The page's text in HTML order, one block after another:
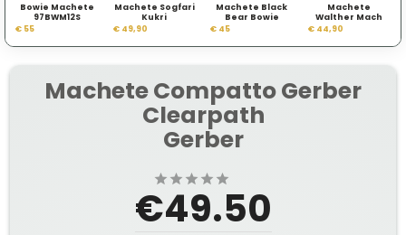
Bowie Machete
97BWM12S
€ 55
Machete Sogfari
Kukri
€ 49,90
Machete Black
Bear Bowie
Clampack
€ 45
Machete
Walther Mach
Tac 1
€ 44,90
Machete Compatto Gerber
Clearpath
Gerber
€49.50